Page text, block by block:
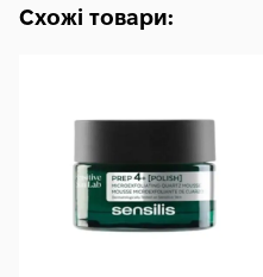
Схожі товари: